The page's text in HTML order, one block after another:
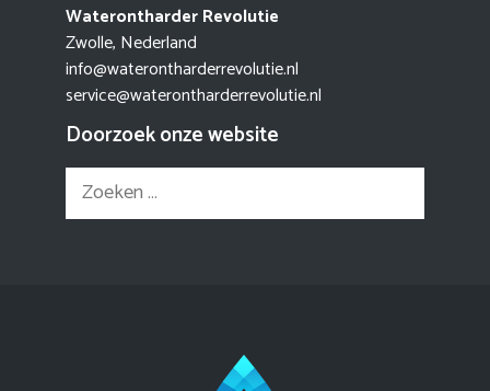
Waterontharder Revolutie
Zwolle, Nederland
info@waterontharderrevolutie.nl
service@waterontharderrevolutie.nl
Doorzoek onze website
Zoek
naar: